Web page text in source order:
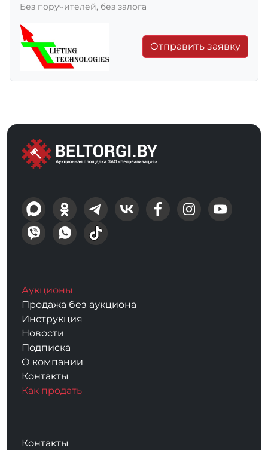
Без поручителей, без залога
Отправить заявку
Аукционы
Продажа без аукциона
Инструкция
Новости
Подписка
О компании
Контакты
Как продать
Контакты